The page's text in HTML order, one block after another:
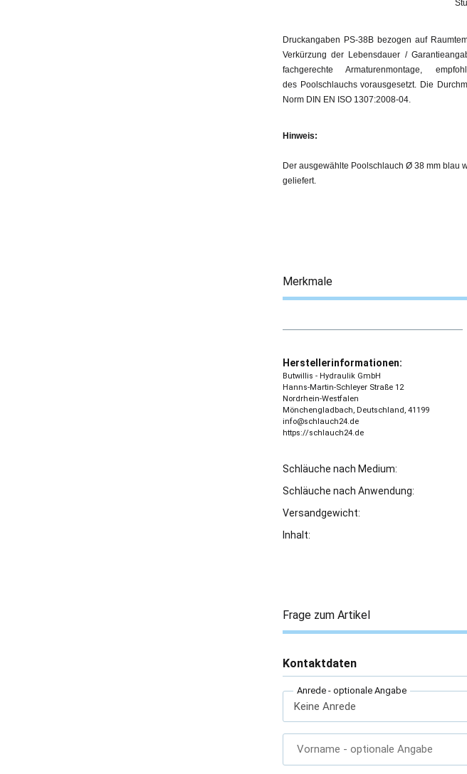
Druckangaben PS-38B bezogen auf
Verkürzung der Lebensdauer /
fachgerechte Armaturenmontage,
des Poolschlauchs vorausgesetzt. Die
Norm DIN EN ISO 1307:2008-04.
Hinweis:
Der ausgewählte Poolschlauch Ø 38 mm blau
geliefert.
Merkmale
Herstellerinformationen:
Butwillis - Hydraulik GmbH
Hanns-Martin-Schleyer Straße 12
Nordrhein-Westfalen
Mönchengladbach, Deutschland, 41199
info@schlauch24.de
https://schlauch24.de
Schläuche nach Medium:
Schläuche nach Anwendung:
Versandgewicht:
Inhalt:
Frage zum Artikel
Kontaktdaten
Anrede - optionale Angabe
Vorname - optionale Angabe